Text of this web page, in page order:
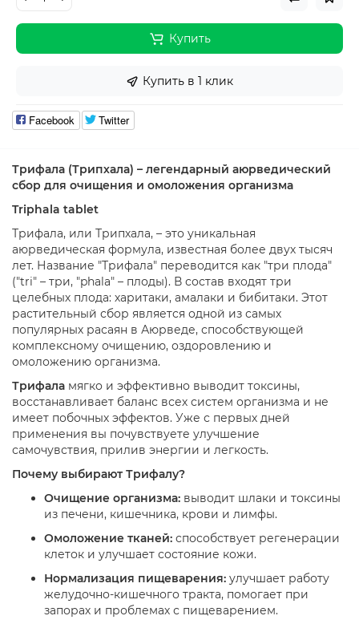
Купить
Купить в 1 клик
Facebook Twitter
Трифала (Трипхала) – легендарный аюрведический
сбор для очищения и омоложения организма
Triphala tablet
Трифала, или Трипхала, – это уникальная
аюрведическая формула, известная более двух тысяч
лет. Название "Трифала" переводится как "три плода"
("tri" – три, "phala" – плоды). В состав входят три
целебных плода: харитаки, амалаки и бибитаки. Этот
растительный сбор является одной из самых
популярных расаян в Аюрведе, способствующей
комплексному очищению, оздоровлению и
омоложению организма.
Трифала мягко и эффективно выводит токсины,
восстанавливает баланс всех систем организма и не
имеет побочных эффектов. Уже с первых дней
применения вы почувствуете улучшение
самочувствия, прилив энергии и легкость.
Почему выбирают Трифалу?
Очищение организма: выводит шлаки и токсины
из печени, кишечника, крови и лимфы.
Омоложение тканей: способствует регенерации
клеток и улучшает состояние кожи.
Нормализация пищеварения: улучшает работу
желудочно-кишечного тракта, помогает при
запорах и проблемах с пищеварением.